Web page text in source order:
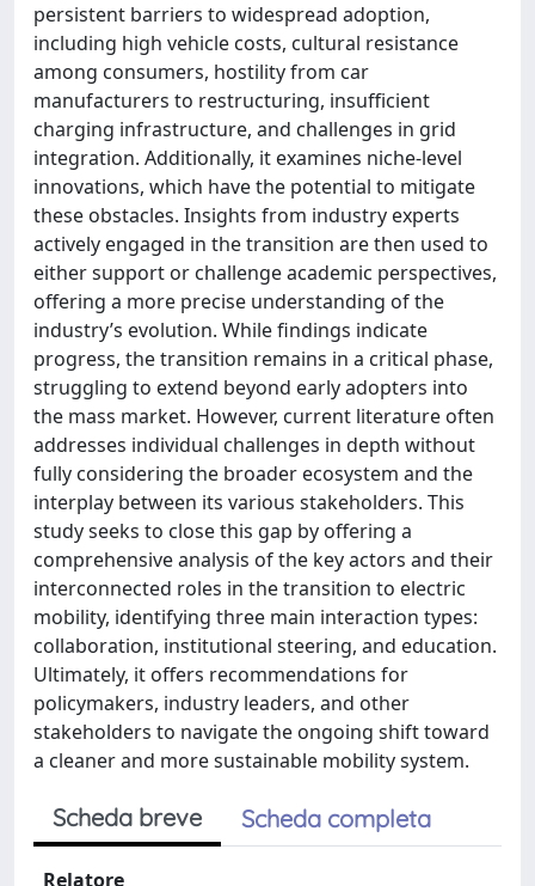
persistent barriers to widespread adoption,
including high vehicle costs, cultural resistance
among consumers, hostility from car
manufacturers to restructuring, insufficient
charging infrastructure, and challenges in grid
integration. Additionally, it examines niche-level
innovations, which have the potential to mitigate
these obstacles. Insights from industry experts
actively engaged in the transition are then used to
either support or challenge academic perspectives,
offering a more precise understanding of the
industry’s evolution. While findings indicate
progress, the transition remains in a critical phase,
struggling to extend beyond early adopters into
the mass market. However, current literature often
addresses individual challenges in depth without
fully considering the broader ecosystem and the
interplay between its various stakeholders. This
study seeks to close this gap by offering a
comprehensive analysis of the key actors and their
interconnected roles in the transition to electric
mobility, identifying three main interaction types:
collaboration, institutional steering, and education.
Ultimately, it offers recommendations for
policymakers, industry leaders, and other
stakeholders to navigate the ongoing shift toward
a cleaner and more sustainable mobility system.
Scheda breve Scheda completa
Relatore